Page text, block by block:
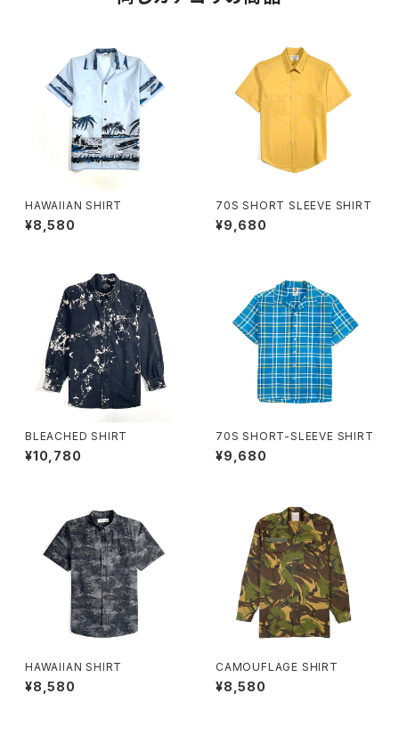
HAWAIIAN SHIRT
¥8,580
70S SHORT SLEEVE SHIRT
¥9,680
BLEACHED SHIRT
¥10,780
70S SHORT-SLEEVE SHIRT
¥9,680
HAWAIIAN SHIRT
¥8,580
CAMOUFLAGE SHIRT
¥8,580